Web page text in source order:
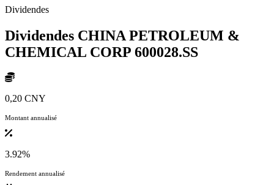
Dividendes
Dividendes CHINA PETROLEUM &
CHEMICAL CORP 600028.SS
0,20 CNY
Montant annualisé
3.92%
Rendement annualisé